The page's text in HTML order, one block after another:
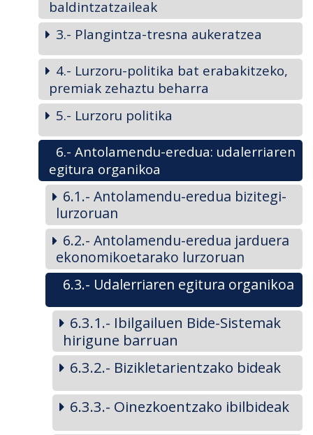
baldintzatzaileak
3.- Plangintza-tresna aukeratzea
4.- Lurzoru-politika bat erabakitzeko,
premiak zehaztu beharra
5.- Lurzoru politika
6.- Antolamendu-eredua: udalerriaren
egitura organikoa
6.1.- Antolamendu-eredua bizitegi-
lurzoruan
6.2.- Antolamendu-eredua jarduera
ekonomikoetarako lurzoruan
6.3.- Udalerriaren egitura organikoa
6.3.1.- Ibilgailuen Bide-Sistemak
hirigune barruan
6.3.2.- Bizikletarientzako bideak
6.3.3.- Oinezkoentzako ibilbideak